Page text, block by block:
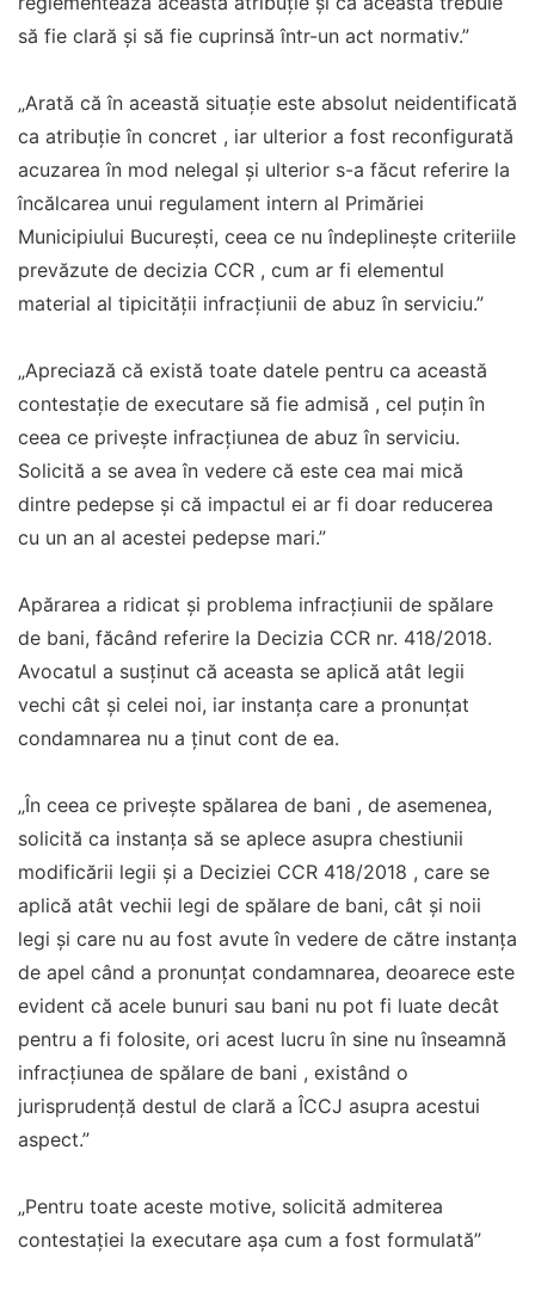
să fie clară și să fie cuprinsă într-un act normativ.”
„Arată că în această situaţie este absolut neidentificată
ca atribuție în concret , iar ulterior a fost reconfigurată
acuzarea în mod nelegal și ulterior s-a făcut referire la
încălcarea unui regulament intern al Primăriei
Municipiului București, ceea ce nu îndeplinește criteriile
prevăzute de decizia CCR , cum ar fi elementul
material al tipicităţii infracțiunii de abuz în serviciu.”
„Apreciază că există toate datele pentru ca această
contestaţie de executare să fie admisă , cel puțin în
ceea ce privește infracţiunea de abuz în serviciu.
Solicită a se avea în vedere că este cea mai mică
dintre pedepse și că impactul ei ar fi doar reducerea
cu un an al acestei pedepse mari.”
Apărarea a ridicat și problema infracțiunii de spălare
de bani, făcând referire la Decizia CCR nr. 418/2018.
Avocatul a susținut că aceasta se aplică atât legii
vechi cât și celei noi, iar instanța care a pronunțat
condamnarea nu a ținut cont de ea.
„În ceea ce privește spălarea de bani , de asemenea,
solicită ca instanţa să se aplece asupra chestiunii
modificării legii și a Deciziei CCR 418/2018 , care se
aplică atât vechii legi de spălare de bani, cât și noii
legi și care nu au fost avute în vedere de către instanța
de apel când a pronunţat condamnarea, deoarece este
evident că acele bunuri sau bani nu pot fi luate decât
pentru a fi folosite, ori acest lucru în sine nu înseamnă
infracțiunea de spălare de bani , existând o
jurisprudență destul de clară a ÎCCJ asupra acestui
aspect.”
„Pentru toate aceste motive, solicită admiterea
contestației la executare aşa cum a fost formulată”